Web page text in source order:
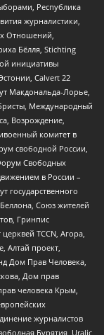
Республика
журналистики,
Отношений,
Бёлля, Stichting
инициативы
Calvert 22
Макдональда-Лорье,
Международный
Возрождение,
комитет в
свободной России,
Свободных
в России –
государственного
Союз жителей
Гринпис
TCCN, Агора,
Алтай проект,
Дом Прав Человека,
Дом прав
человека Крым,
журналистов
Бурятия, Uralic,